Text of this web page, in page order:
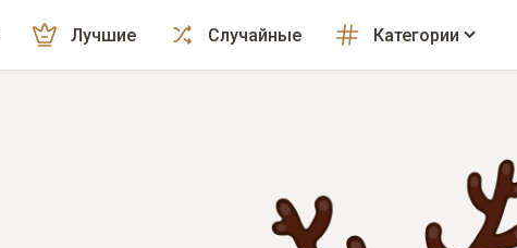
Лучшие Случайные Категории